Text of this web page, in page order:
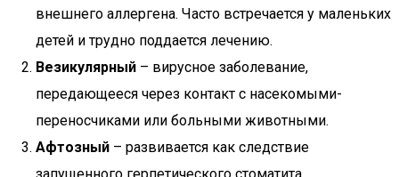
внешнего аллергена. Часто встречается у маленьких
детей и трудно поддается лечению.
Везикулярный – вирусное заболевание,
передающееся через контакт с насекомыми-
переносчиками или больными животными.
Афтозный – развивается как следствие